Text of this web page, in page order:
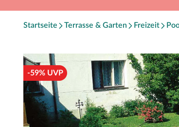
Startseite Terrasse & Garten Freizeit
-59% UVP